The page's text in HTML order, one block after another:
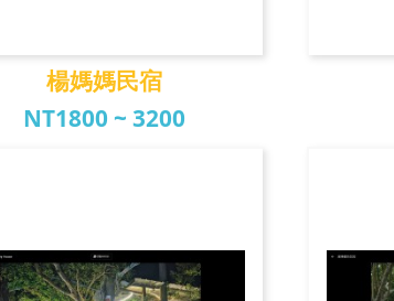
楊媽媽民宿
NT1800 ~ 3200